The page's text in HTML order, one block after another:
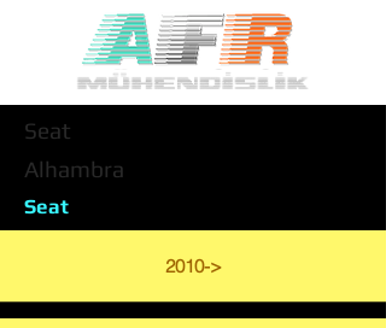
Seat
Alhambra
Seat
2010->